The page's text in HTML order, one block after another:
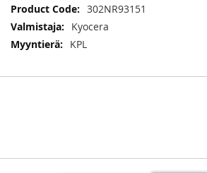
Lisätietoja
302NR93151
Kyocera
KPL